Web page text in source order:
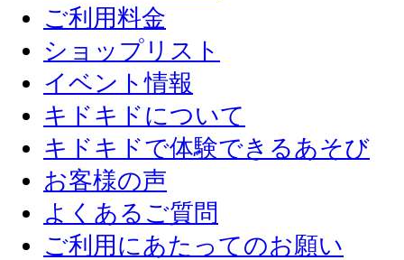
ご利用料金
ショップリスト
イベント情報
キドキドについて
キドキドで体験できるあそび
お客様の声
よくあるご質問
ご利用にあたってのお願い